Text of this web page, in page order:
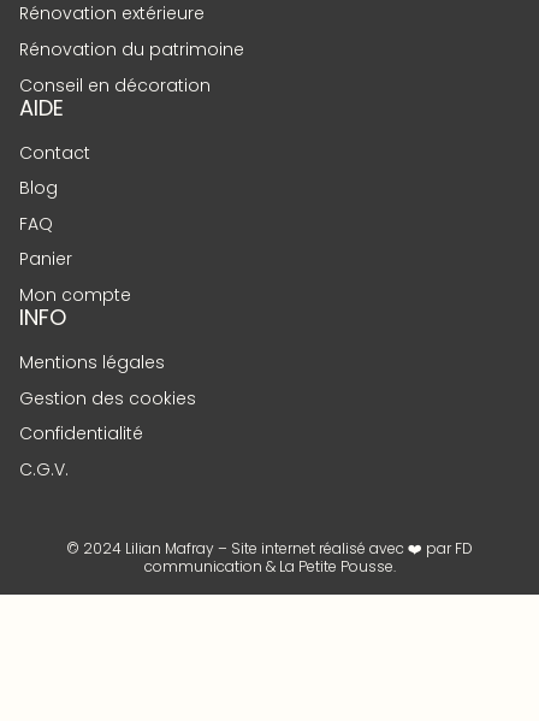
Rénovation extérieure
Rénovation du patrimoine
Conseil en décoration
AIDE
Contact
Blog
FAQ
Panier
Mon compte
INFO
Mentions légales
Gestion des cookies
Confidentialité
C.G.V.
© 2024 Lilian Mafray – Site internet réalisé avec ❤️ parFD
communication & La Petite Pousse.